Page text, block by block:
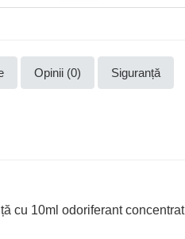
Opinii (0) Siguranță
cu 10ml odoriferant concentrat